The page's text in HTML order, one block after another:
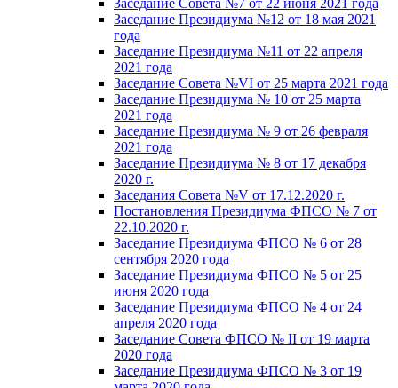
Заседание Президиума №12 от 18 мая 2021
года
Заседание Президиума №11 от 22 апреля
2021 года
Заседание Совета №VI от 25 марта 2021 года
Заседание Президиума № 10 от 25 марта
2021 года
Заседание Президиума № 9 от 26 февраля
2021 года
Заседание Президиума № 8 от 17 декабря
2020 г.
Заседания Совета №V от 17.12.2020 г.
Постановления Президиума ФПСО № 7 от
22.10.2020 г.
Заседание Президиума ФПСО № 6 от 28
сентября 2020 года
Заседание Президиума ФПСО № 5 от 25
июня 2020 года
Заседание Президиума ФПСО № 4 от 24
апреля 2020 года
Заседание Совета ФПСО № II от 19 марта
2020 года
Заседание Президиума ФПСО № 3 от 19